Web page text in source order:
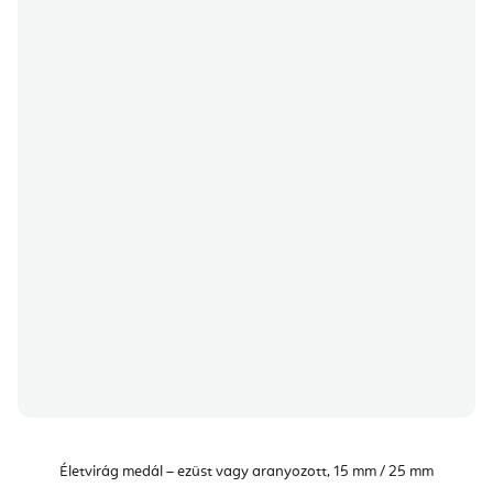
Életvirág medál – ezüst vagy aranyozott, 15 mm / 25 mm